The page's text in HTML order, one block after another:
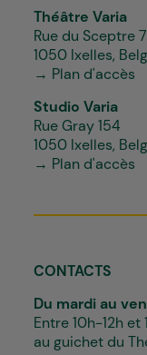
Théâtre Varia
Rue du Sceptre
1050 Ixelles,
→ Plan d'accès
Studio Varia
Rue Gray 154
1050 Ixelles,
→ Plan d'accès
CONTACTS
Du mardi au
Entre 10h-12h et
au guichet du